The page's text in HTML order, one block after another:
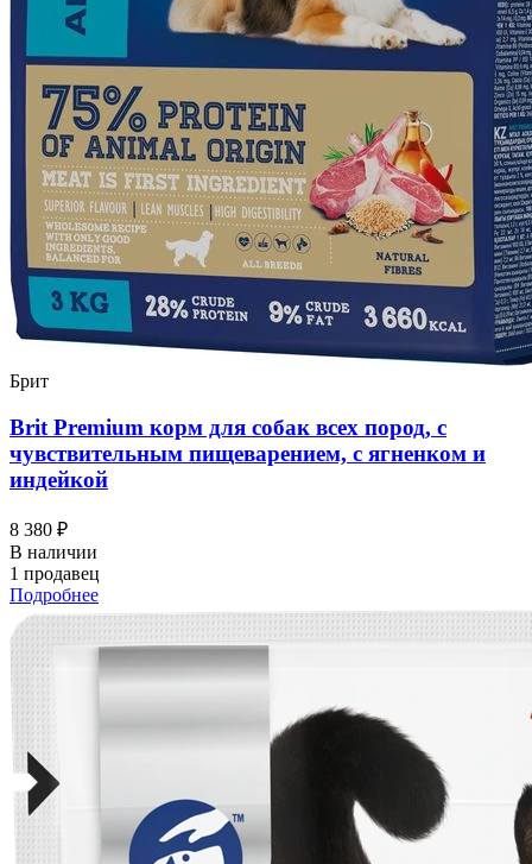
Брит
Brit Premium корм для собак всех пород, с
чувствительным пищеварением, с ягненком и
индейкой
8 380 ₽
В наличии
1 продавец
Подробнее